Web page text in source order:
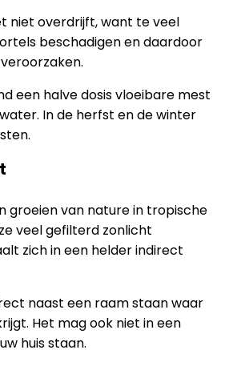
niet overdrijft, want te veel
beschadigen en daardoor
een halve dosis vloeibare mest
In de herfst en de winter
groeien van nature in tropische
veel gefilterd zonlicht
zich in een helder indirect
naast een raam staan ​​waar
Het mag ook niet in een
huis staan.